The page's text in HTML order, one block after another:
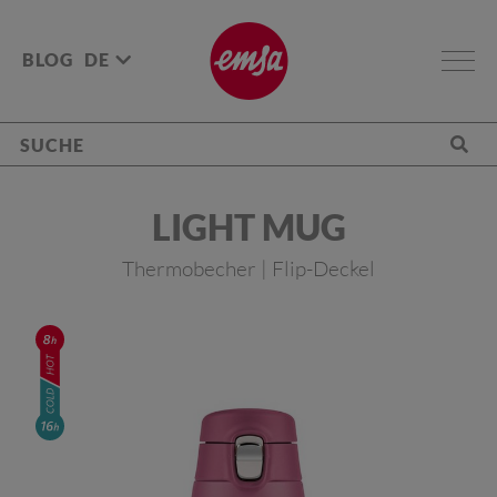
BLOG DE
LIGHT MUG
Thermobecher | Flip-Deckel